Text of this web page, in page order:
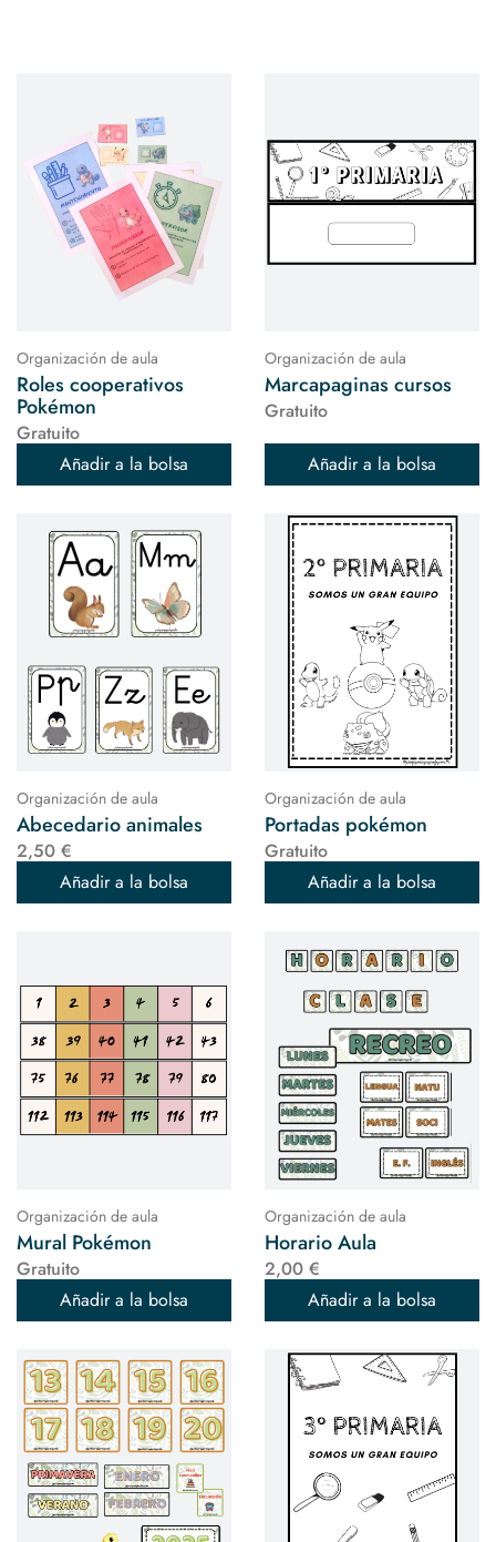
Organización de aula
Roles cooperativos
Pokémon
Gratuito
Añadir a la bolsa
Organización de aula
Marcapaginas cursos
Gratuito
Añadir a la bolsa
Organización de aula
Abecedario animales
2,50 €
Añadir a la bolsa
Organización de aula
Portadas pokémon
Gratuito
Añadir a la bolsa
Organización de aula
Mural Pokémon
Gratuito
Añadir a la bolsa
Organización de aula
Horario Aula
2,00 €
Añadir a la bolsa